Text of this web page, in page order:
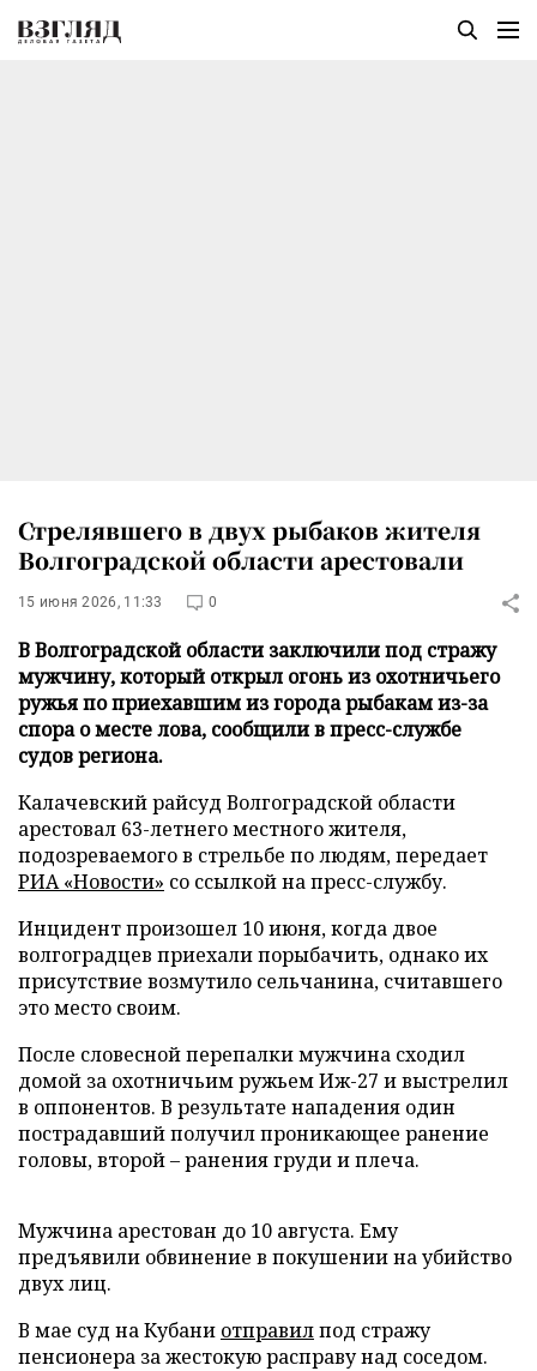
Стрелявшего в двух рыбаков жителя
Волгоградской области арестовали
15 июня 2026, 11:33 0
В Волгоградской области заключили под стражу
мужчину, который открыл огонь из охотничьего
ружья по приехавшим из города рыбакам из-за
спора о месте лова, сообщили в пресс-службе
судов региона.
Калачевский райсуд Волгоградской области
арестовал 63-летнего местного жителя,
подозреваемого в стрельбе по людям, передает
РИА «Новости» со ссылкой на пресс-службу.
Инцидент произошел 10 июня, когда двое
волгоградцев приехали порыбачить, однако их
присутствие возмутило сельчанина, считавшего
это место своим.
После словесной перепалки мужчина сходил
домой за охотничьим ружьем Иж-27 и выстрелил
в оппонентов. В результате нападения один
пострадавший получил проникающее ранение
головы, второй – ранения груди и плеча.
Мужчина арестован до 10 августа. Ему
предъявили обвинение в покушении на убийство
двух лиц.
В мае суд на Кубани отправилпод стражу
пенсионера за жестокую расправу над соседом.